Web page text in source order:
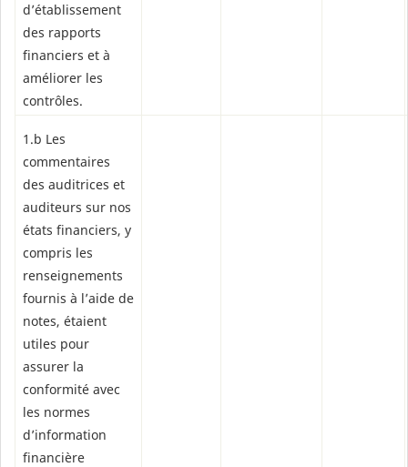
d’établissement
des rapports
financiers et à
améliorer les
contrôles.
1.b Les
commentaires
des auditrices et
auditeurs sur nos
états financiers, y
compris les
renseignements
fournis à l’aide de
notes, étaient
utiles pour
assurer la
conformité avec
les normes
d’information
financière